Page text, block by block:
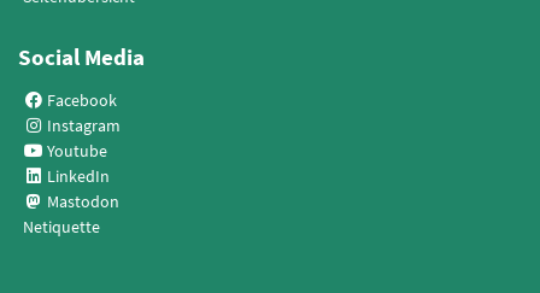
Social Media
Facebook
Instagram
Youtube
LinkedIn
Mastodon
Netiquette